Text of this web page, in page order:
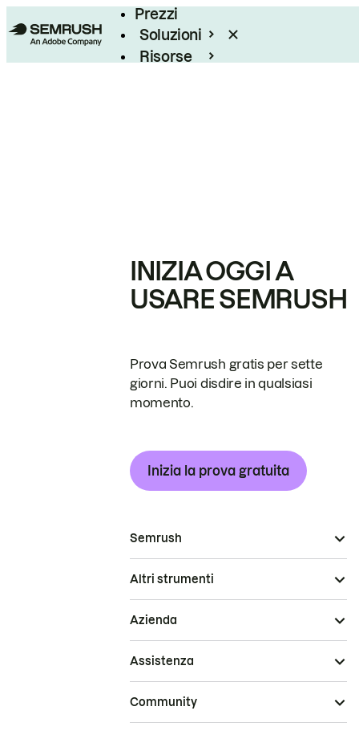
Prezzi
Soluzioni
Risorse
INIZIA OGGI A
USARE SEMRUSH
Prova Semrush gratis per sette
giorni. Puoi disdire in qualsiasi
momento.
Inizia la prova gratuita
Semrush
Altri strumenti
Azienda
Assistenza
Community